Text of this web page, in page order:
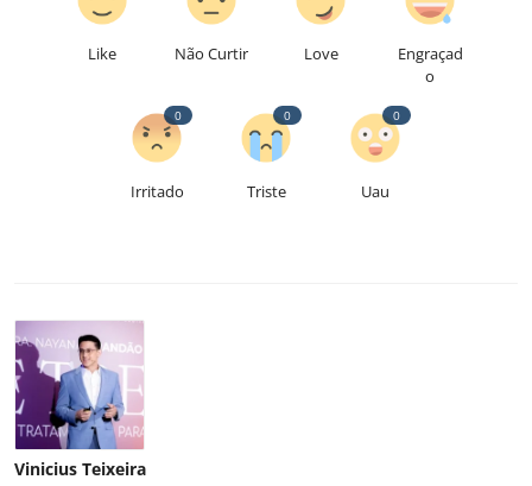
Like Não Curtir Love
Engraçad
o
Irritado
0
Triste
0
Uau
0
Vinicius Teixeira